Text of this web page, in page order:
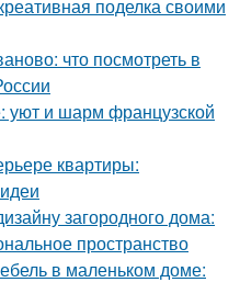
поделка своими
что посмотреть в
уют и шарм французской
квартиры:
загородного дома:
пространство
в маленьком доме: